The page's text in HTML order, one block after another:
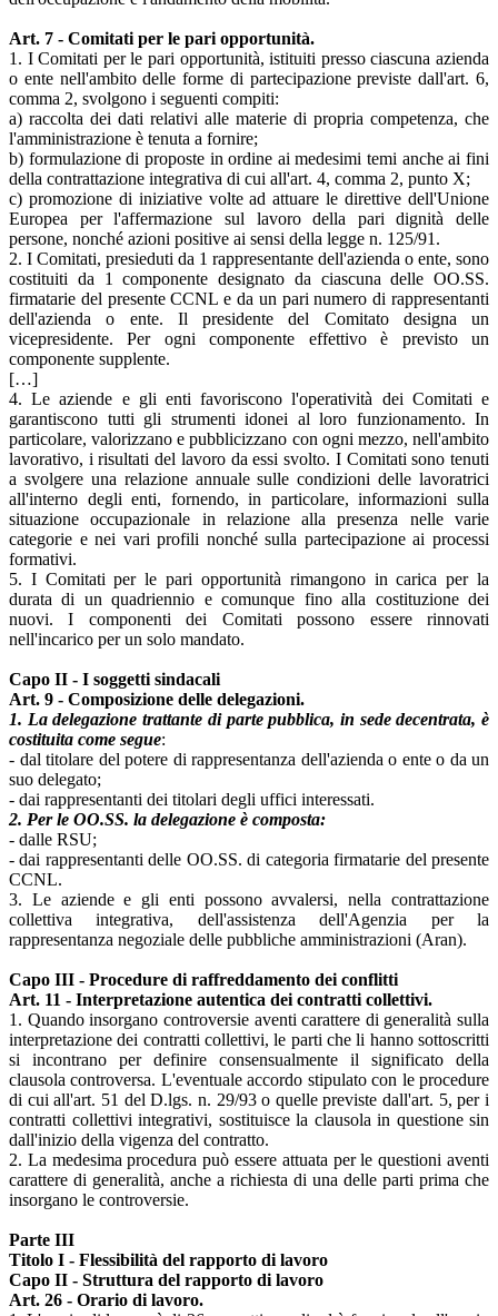
Art. 7 - Comitati per le pari opportunità.
1. I Comitati per le pari opportunità, istituiti presso ciascuna azienda
o ente nell'ambito delle forme di partecipazione previste dall'art. 6,
comma 2, svolgono i seguenti compiti:
a) raccolta dei dati relativi alle materie di propria competenza, che
l'amministrazione è tenuta a fornire;
b) formulazione di proposte in ordine ai medesimi temi anche ai fini
della contrattazione integrativa di cui all'art. 4, comma 2, punto X;
c) promozione di iniziative volte ad attuare le direttive dell'Unione
Europea per l'affermazione sul lavoro della pari dignità delle
persone, nonché azioni positive ai sensi della legge n. 125/91.
2. I Comitati, presieduti da 1 rappresentante dell'azienda o ente, sono
costituiti da 1 componente designato da ciascuna delle OO.SS.
firmatarie del presente CCNL e da un pari numero di rappresentanti
dell'azienda o ente. Il presidente del Comitato designa un
vicepresidente. Per ogni componente effettivo è previsto un
componente supplente.
[…]
4. Le aziende e gli enti favoriscono l'operatività dei Comitati e
garantiscono tutti gli strumenti idonei al loro funzionamento. In
particolare, valorizzano e pubblicizzano con ogni mezzo, nell'ambito
lavorativo, i risultati del lavoro da essi svolto. I Comitati sono tenuti
a svolgere una relazione annuale sulle condizioni delle lavoratrici
all'interno degli enti, fornendo, in particolare, informazioni sulla
situazione occupazionale in relazione alla presenza nelle varie
categorie e nei vari profili nonché sulla partecipazione ai processi
formativi.
5. I Comitati per le pari opportunità rimangono in carica per la
durata di un quadriennio e comunque fino alla costituzione dei
nuovi. I componenti dei Comitati possono essere rinnovati
nell'incarico per un solo mandato.
Capo II - I soggetti sindacali
Art. 9 - Composizione delle delegazioni.
1. La delegazione trattante di parte pubblica, in sede decentrata, è
costituita come segue:
- dal titolare del potere di rappresentanza dell'azienda o ente o da un
suo delegato;
- dai rappresentanti dei titolari degli uffici interessati.
2. Per le OO.SS. la delegazione è composta:
- dalle RSU;
- dai rappresentanti delle OO.SS. di categoria firmatarie del presente
CCNL.
3. Le aziende e gli enti possono avvalersi, nella contrattazione
collettiva integrativa, dell'assistenza dell'Agenzia per la
rappresentanza negoziale delle pubbliche amministrazioni (Aran).
Capo III - Procedure di raffreddamento dei conflitti
Art. 11 - Interpretazione autentica dei contratti collettivi.
1. Quando insorgano controversie aventi carattere di generalità sulla
interpretazione dei contratti collettivi, le parti che li hanno sottoscritti
si incontrano per definire consensualmente il significato della
clausola controversa. L'eventuale accordo stipulato con le procedure
di cui all'art. 51 del D.lgs. n. 29/93 o quelle previste dall'art. 5, per i
contratti collettivi integrativi, sostituisce la clausola in questione sin
dall'inizio della vigenza del contratto.
2. La medesima procedura può essere attuata per le questioni aventi
carattere di generalità, anche a richiesta di una delle parti prima che
insorgano le controversie.
Parte III
Titolo I - Flessibilità del rapporto di lavoro
Capo II - Struttura del rapporto di lavoro
Art. 26 - Orario di lavoro.